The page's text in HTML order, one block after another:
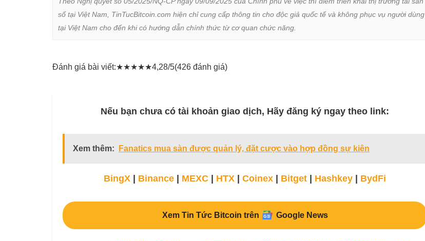
số tại Việt Nam, TinTucBitcoin.com hiện chỉ cung cấp thông tin cho độc giả quốc tế và không phục vụ người dùng
tại Việt Nam cho đến khi có hướng dẫn chính thức từ cơ quan chức năng.
Đánh giá bài viết:★★★★★4,28/5(426 đánh giá)
Nếu bạn chưa có tài khoản giao dịch, Hãy đăng ký ngay theo link:
Xem thêm: Fanatics mua sàn được quản lý, đặt cược vào hợp đồng sự kiện
BingX Binance MEXC HTX Coinex Bitget Hashkey BydFi
Xem Tin Tức Bitcoin trên Google News